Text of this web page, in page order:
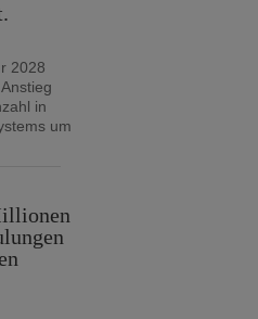
2028
in
um